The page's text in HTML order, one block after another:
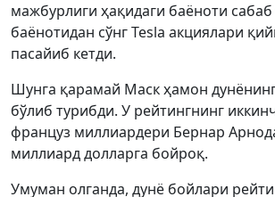
мажбурлиги ҳақидаги баёноти
баёнотидан сўнг Tesla акциялари
пасайиб кетди.
Шунга қарамай Маск ҳамон
бўлиб турибди. У рейтингнинг
француз миллиардери Бернар
миллиард долларга бойроқ.
Умуман олганда, дунё бойлари